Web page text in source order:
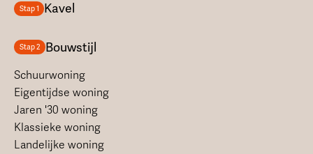
Stap 1 Kavel
Stap 2 Bouwstijl
Schuurwoning
Eigentijdse woning
Jaren '30 woning
Klassieke woning
Landelijke woning